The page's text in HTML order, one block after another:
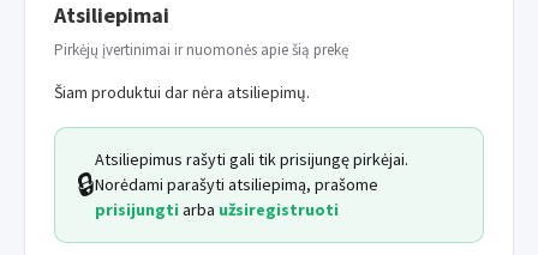
Atsiliepimai
Pirkėjų įvertinimai ir nuomonės apie šią prekę
Šiam produktui dar nėra atsiliepimų.
🔒
Atsiliepimus rašyti gali tik prisijungę pirkėjai.
Norėdami parašyti atsiliepimą, prašome
prisijungti arba užsiregistruoti